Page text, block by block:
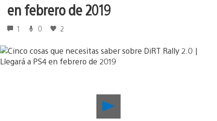
en febrero de 2019
1 0 2